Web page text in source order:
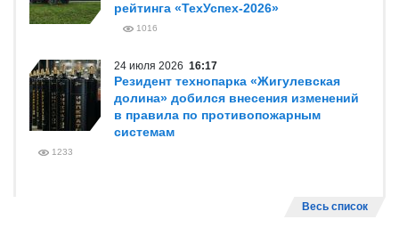
рейтинга «ТехУспех-2026»
1016
24 июля 2026 16:17
Резидент технопарка «Жигулевская
долина» добился внесения изменений
в правила по противопожарным
системам
1233
Весь список